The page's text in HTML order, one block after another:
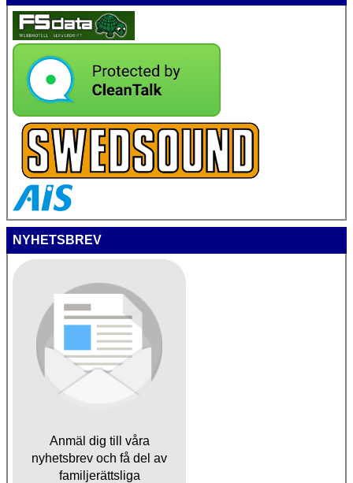
NYHETSBREV
Anmäl dig till våra
nyhetsbrev och få del av
familjerättsliga